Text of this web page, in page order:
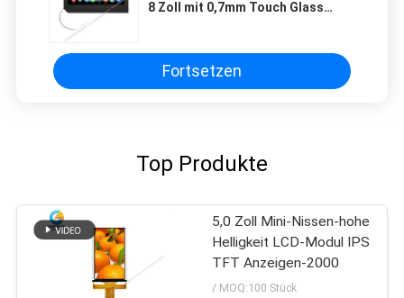
8 Zoll mit 0,7mm Touch Glass
Fortsetzen
Top Produkte
5,0 Zoll Mini-Nissen-hohe
Helligkeit LCD-Modul IPS
TFT Anzeigen-2000
/ MOQ:100 Stück